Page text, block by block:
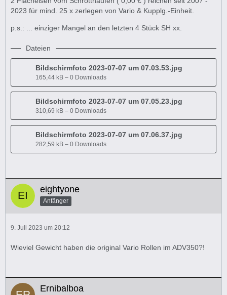
2023 für mind. 25 x zerlegen von Vario & Kupplg.-Einheit.
p.s.: ... einziger Mangel an den letzten 4 Stück SH xx.
Dateien
Bildschirmfoto 2023-07-07 um 07.03.53.jpg
165,44 kB – 0 Downloads
Bildschirmfoto 2023-07-07 um 07.05.23.jpg
310,69 kB – 0 Downloads
Bildschirmfoto 2023-07-07 um 07.06.37.jpg
282,59 kB – 0 Downloads
eightyone
Anfänger
9. Juli 2023 um 20:12
Wieviel Gewicht haben die original Vario Rollen im ADV350?!
Ernibalboa